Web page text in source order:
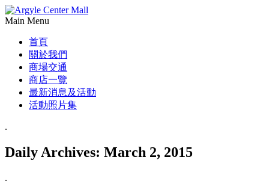
Main Menu
首頁
關於我們
商場交通
商店一覽
最新消息及活動
活動照片集
.
Daily Archives: March 2, 2015
.